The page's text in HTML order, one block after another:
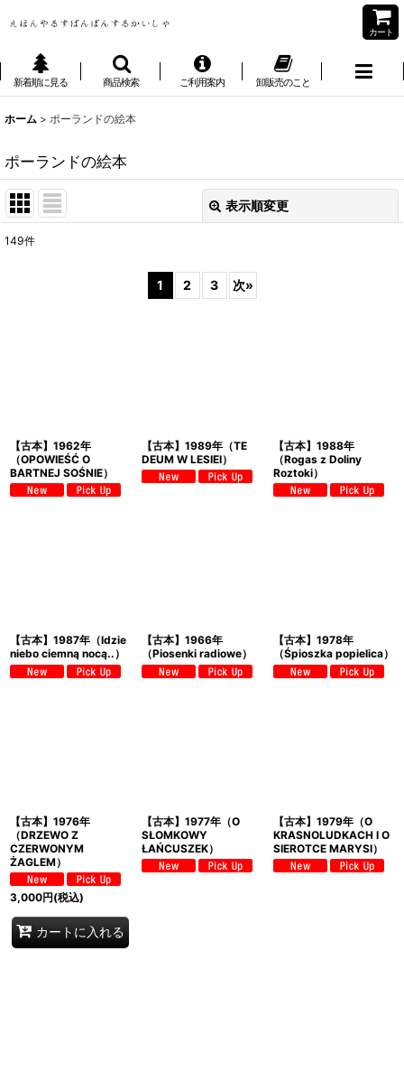
カート
新着順に見る 商品検索 ご利用案内 卸販売のこと
ホーム > ポーランドの絵本
ポーランドの絵本
表示順変更
149件
1 2 3 次»
【古本】1962年
（OPOWIEŚĆ O
BARTNEJ SOŚNIE）
【古本】1989年（TE
DEUM W LESIEI）
【古本】1988年
（Rogas z Doliny
Roztoki）
【古本】1987年（Idzie
niebo ciemną nocą..）
【古本】1966年
（Piosenki radiowe）
【古本】1978年
（Śpioszka popielica）
【古本】1976年
（DRZEWO Z
CZERWONYM
ŻAGLEM）
3,000円(税込)
カートに入れる
【古本】1977年（O
SŁOMKOWY
ŁAŃCUSZEK）
【古本】1979年（O
KRASNOLUDKACH I O
SIEROTCE MARYSI）